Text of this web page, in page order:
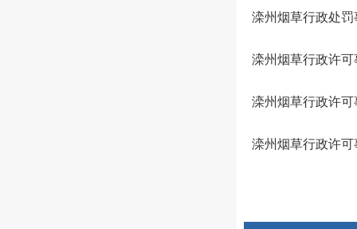
滦州烟草行政处罚
滦州烟草行政许可
滦州烟草行政许可
滦州烟草行政许可